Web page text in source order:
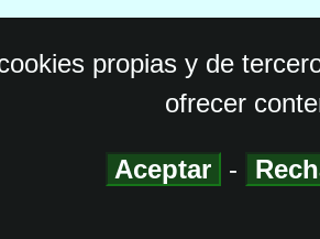
propias y de
ofrecer
Aceptar -